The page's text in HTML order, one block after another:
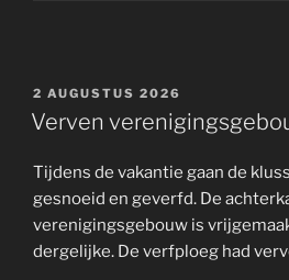
GEPLAATST
OP
2 AUGUSTUS 2026
Verven
Tijdens de vakantie gaan de
gesnoeid en geverfd. De
verenigingsgebouw is
dergelijke. De verfploeg had